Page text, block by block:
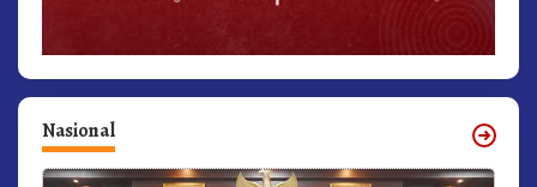
Nasional